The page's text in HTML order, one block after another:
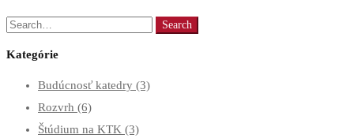
Search
Search
Kategórie
Budúcnosť katedry (3)
Rozvrh (6)
Štúdium na KTK (3)